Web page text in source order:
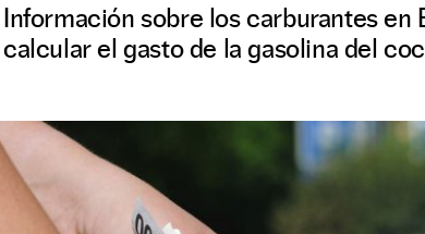
Información sobre los carburantes en
calcular el gasto de la gasolina del